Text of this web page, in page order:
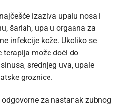
izaziva upalu nosa i
šarlah, upalu orgaana za
infekcije kože. Ukoliko se
terapija može doći do
srednjeg uva, upale
groznice.
odgovorne za nastanak zubnog